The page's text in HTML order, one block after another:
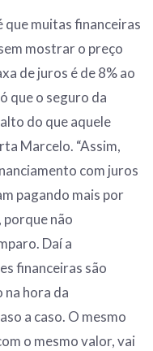
que muitas financeiras
mostrar o preço
de juros é de 8% ao
que o seguro da
do que aquele
Marcelo. “Assim,
com juros
pagando mais por
não
Daí a
financeiras são
na hora da
a caso. O mesmo
o mesmo valor, vai